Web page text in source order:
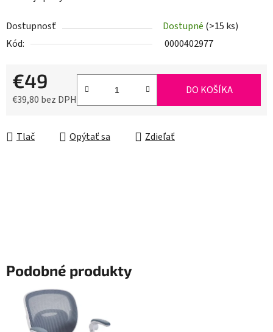
Dostupnosť Dostupné (>15 ks)
Kód:
0000402977
€49
€39,80 bez DPH
DO KOŠÍKA
Tlač Opýtať sa Zdieľať
Podobné produkty